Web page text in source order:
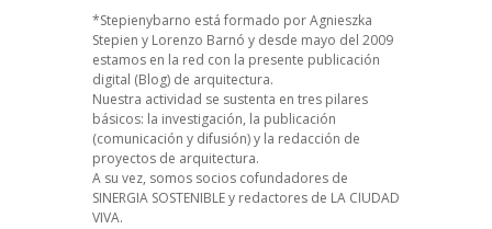
*Stepienybarno está formado por Agnieszka
Stepien y Lorenzo Barnó y desde mayo del 2009
estamos en la red con la presente publicación
digital (Blog) de arquitectura.
Nuestra actividad se sustenta en tres pilares
básicos: la investigación, la publicación
(comunicación y difusión) y la redacción de
proyectos de arquitectura.
A su vez, somos socios cofundadores de
SINERGIA SOSTENIBLE y redactores de LA CIUDAD
VIVA.